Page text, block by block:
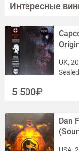
Интересные
UK,
5 500
Dan